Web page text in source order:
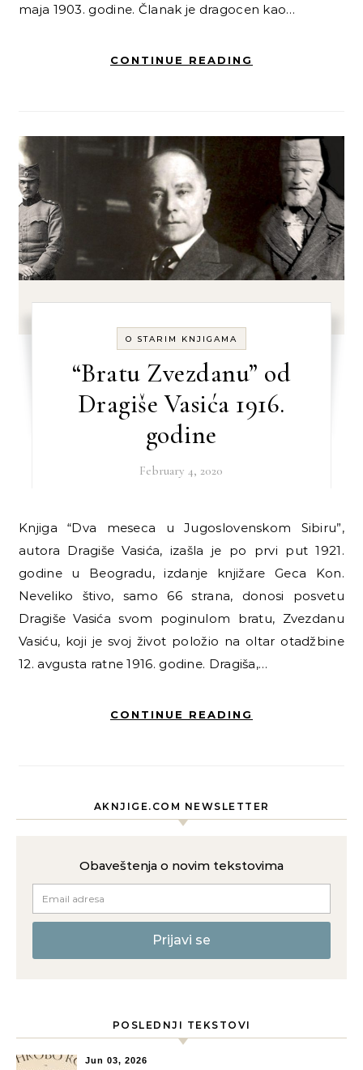
maja 1903. godine. Članak je dragocen kao…
CONTINUE READING
O STARIM KNJIGAMA
“Bratu Zvezdanu” od
Dragiše Vasića 1916.
godine
February 4, 2020
Knjiga “Dva meseca u Jugoslovenskom Sibiru”,
autora Dragiše Vasića, izašla je po prvi put 1921.
godine u Beogradu, izdanje knjižare Geca Kon.
Neveliko štivo, samo 66 strana, donosi posvetu
Dragiše Vasića svom poginulom bratu, Zvezdanu
Vasiću, koji je svoj život položio na oltar otadžbine
12. avgusta ratne 1916. godine. Dragiša,…
CONTINUE READING
AKNJIGE.COM NEWSLETTER
Obaveštenja o novim tekstovima
POSLEDNJI TEKSTOVI
Jun 03, 2026